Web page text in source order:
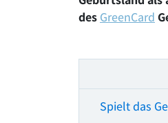
des GreenCard
Spielt das